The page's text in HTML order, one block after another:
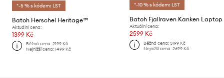
*-5 % s kódem: LST
Batoh Herschel Heritage™
Aktuální cena:
1399 Kč
Běžná cena:2199 Kč
Nejnižší cena:1499 Kč
*-10 % s kódem: LST
Batoh Fjallraven Kanken Laptop
Aktuální cena:
2599 Kč
Běžná cena: 3199 Kč
Nejnižší cena: 2699 Kč